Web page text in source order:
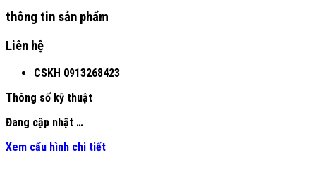
thông tin sản phẩm
Liên hệ
CSKH 0913268423
Thông số kỹ thuật
Đang cập nhật …
Xem cấu hình chi tiết